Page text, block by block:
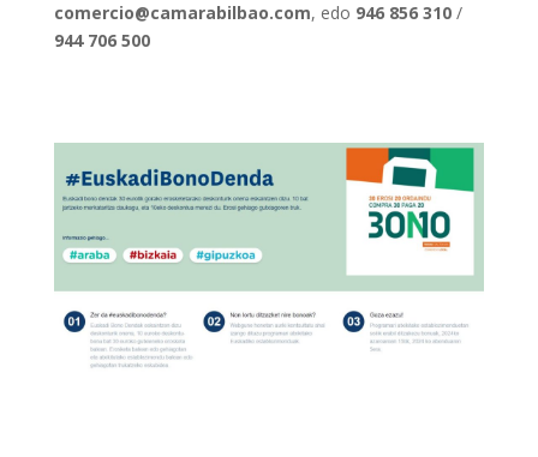
comercio@camarabilbao.com, edo 946 856 310/
944 706 500